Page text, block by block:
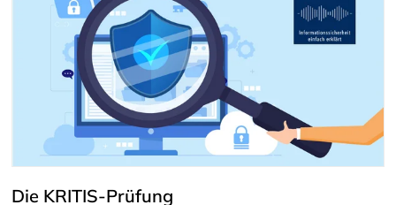
Die KRITIS-Prüfung